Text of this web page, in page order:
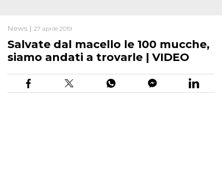
News | 27 aprile 2019
Salvate dal macello le 100 mucche,
siamo andati a trovarle | VIDEO